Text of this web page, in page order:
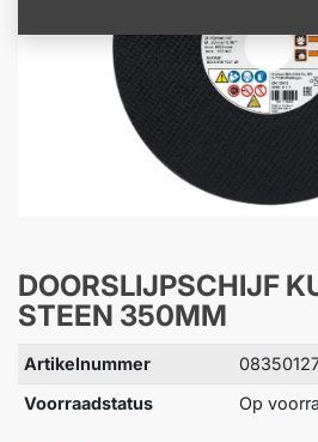
DOORSLIJPSCHIJF
STEEN 350MM
Artikelnummer
Voorraadstatus
Op